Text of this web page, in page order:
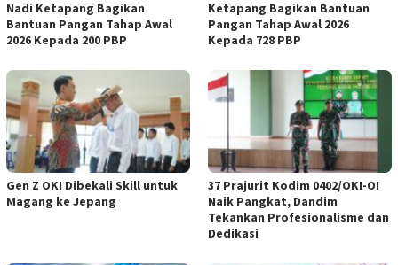
Nadi Ketapang Bagikan
Bantuan Pangan Tahap Awal
2026 Kepada 200 PBP
Ketapang Bagikan Bantuan
Pangan Tahap Awal 2026
Kepada 728 PBP
Gen Z OKI Dibekali Skill untuk
Magang ke Jepang
37 Prajurit Kodim 0402/OKI-OI
Naik Pangkat, Dandim
Tekankan Profesionalisme dan
Dedikasi